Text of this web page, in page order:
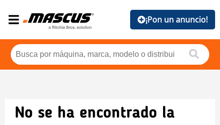
¡Pon un anuncio!
No se ha encontrado la